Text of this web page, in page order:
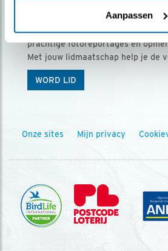
Aanpassen
Ontvang 5 x Vogels voor €
Vogels is het tijdschrift voor onze
prachtige fotoreportages en
Met jouw lidmaatschap help je de
WORD LID
Onze sites Mijn privacy